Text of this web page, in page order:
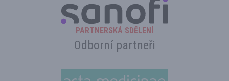
PARTNERSKÁ SDĚLENÍ
Odborní partneři